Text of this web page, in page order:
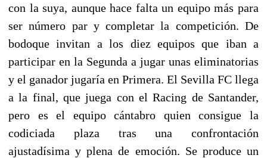
con la suya, aunque hace falta un equipo más para
ser número par y completar la competición. De
bodoque invitan a los diez equipos que iban a
participar en la Segunda a jugar unas eliminatorias
y el ganador jugaría en Primera. El Sevilla FC llega
a la final, que juega con el Racing de Santander,
pero es el equipo cántabro quien consigue la
codiciada plaza tras una confrontación
ajustadísima y plena de emoción. Se produce un